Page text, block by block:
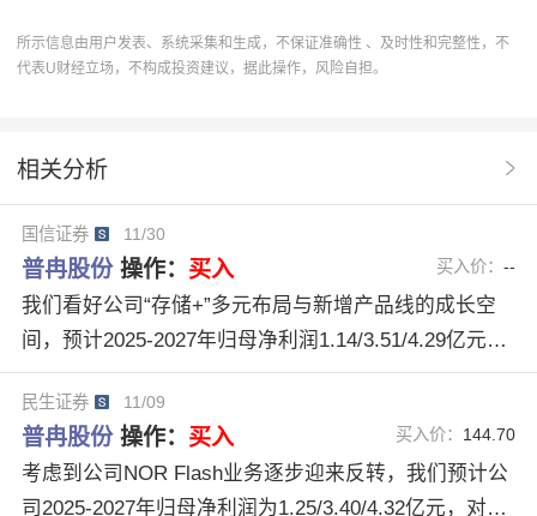
营业收入 买入 市场占有率 中航证券 高手
排行榜
群体智慧 创新架构
普冉股份（688766） 存储+ 研究報告 股票報告
所示信息由用户发表、系统采集和生成，不保证准确性 、及时性和完整性，不
代表U财经立场，不构成投资建议，据此操作，风险自担。
相关分析
国信证券 11/30
普冉股份 操作： 买入 买入价：--
我们看好公司“存储+”多元布局与新增产品线的成长空
间，预计2025-2027年归母净利润1.14/3.51/4.29亿元，
当前股价对应25-27年PE162/53/43倍，给予“优于大市”
评级。
民生证券 11/09
普冉股份 操作： 买入 买入价： 144.70
考虑到公司NOR Flash业务逐步迎来反转，我们预计公
司2025-2027年归母净利润为1.25/3.40/4.32亿元，对应